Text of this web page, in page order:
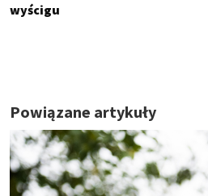
wyścigu
Powiązane artykuły